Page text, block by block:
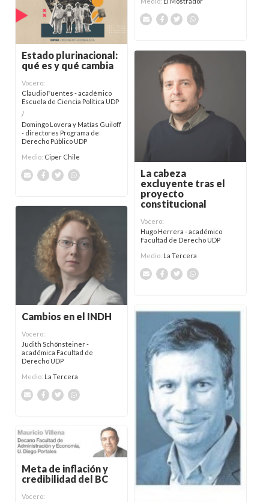
Estado plurinacional:
qué es y qué cambia
Vocero:
Claudio Fuentes - académico
Escuela de Ciencia Política UDP
/
Domingo Lovera y Matías Guiloff
- directores Programa de
Derecho Público UDP
Medio: Ciper Chile
La cabeza
excluyente tras el
proyecto
constitucional
Vocero:
Hugo Herrera - académico
Facultad de Derecho UDP
Medio: La Tercera
Cambios en el INDH
Vocero:
Judith Schönsteiner -
académica Facultad de
Derecho UDP
Medio: La Tercera
Meta de inflación y
credibilidad del BC
Vocero: